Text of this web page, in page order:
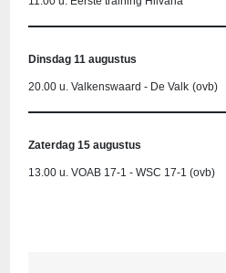
Dinsdag 11 augustus
20.00 u. Valkenswaard - De Valk (ovb)
Zaterdag 15 augustus
13.00 u. VOAB 17-1 - WSC 17-1 (ovb)